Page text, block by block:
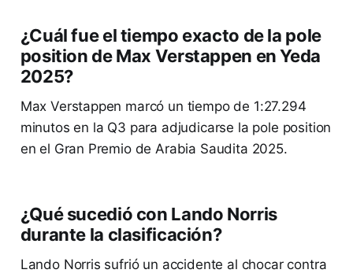
¿Cuál fue el tiempo exacto de la pole
position de Max Verstappen en Yeda
2025?
Max Verstappen marcó un tiempo de 1:27.294
minutos en la Q3 para adjudicarse la pole position
en el Gran Premio de Arabia Saudita 2025.
¿Qué sucedió con Lando Norris
durante la clasificación?
Lando Norris sufrió un accidente al chocar contra